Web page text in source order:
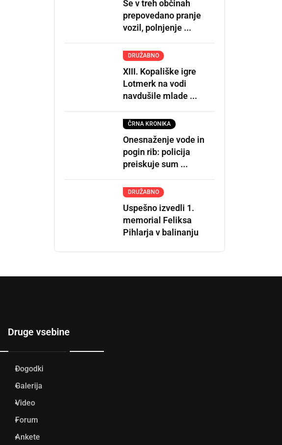
Še v treh občinah
prepovedano pranje
vozil, polnjenje ...
DRUŽABNO
XIII. Kopališke igre
Lotmerk na vodi
navdušile mlade ...
ČRNA KRONIKA
Onesnaženje vode in
pogin rib: policija
preiskuje sum ...
DRUŽABNO
Uspešno izvedli 1.
memorial Feliksa
Pihlarja v balinanju
Druge vsebine
Dogodki
Galerija
Video
Forum
Ankete